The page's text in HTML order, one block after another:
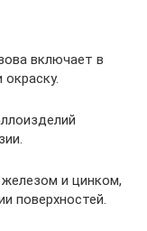
включает в
и цинком,
поверхностей.